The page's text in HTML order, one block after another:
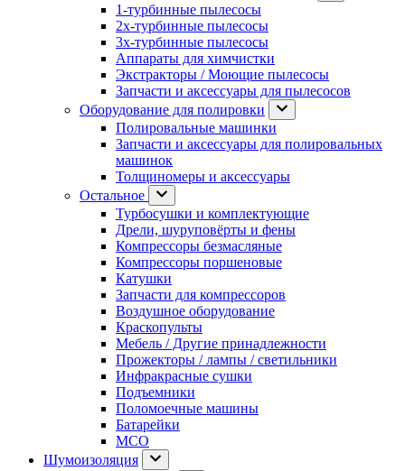
1-турбинные пылесосы
2х-турбинные пылесосы
3х-турбинные пылесосы
Аппараты для химчистки
Экстракторы / Моющие пылесосы
Запчасти и аксессуары для пылесосов
Оборудование для полировки
Полировальные машинки
Запчасти и аксессуары для полировальных
машинок
Толщиномеры и аксессуары
Остальное
Турбосушки и комплектующие
Дрели, шуруповёрты и фены
Компрессоры безмасляные
Компрессоры поршеновые
Катушки
Запчасти для компрессоров
Воздушное оборудование
Краскопульты
Мебель / Другие принадлежности
Прожекторы / лампы / светильники
Инфракрасные сушки
Подъемники
Поломоечные машины
Батарейки
МСО
Шумоизоляция